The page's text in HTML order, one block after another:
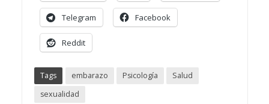
Telegram Facebook
Reddit
Tags embarazo Psicología
Salud
sexualidad